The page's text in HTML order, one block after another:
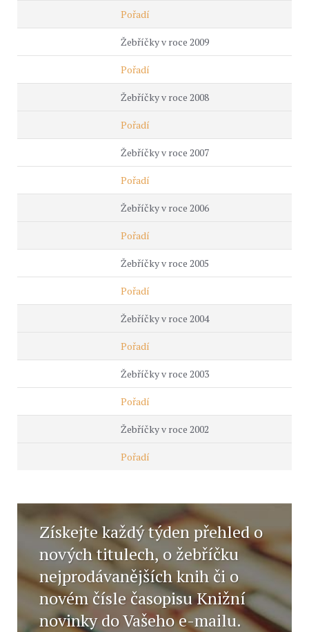
Pořadí
Žebříčky v roce 2009
Pořadí
Žebříčky v roce 2008
Pořadí
Žebříčky v roce 2007
Pořadí
Žebříčky v roce 2006
Pořadí
Žebříčky v roce 2005
Pořadí
Žebříčky v roce 2004
Pořadí
Žebříčky v roce 2003
Pořadí
Žebříčky v roce 2002
Pořadí
Získejte každý týden přehled o
nových titulech, o žebříčku
nejprodávanějších knih či o
novém čísle časopisu Knižní
novinky do Vašeho e-mailu.